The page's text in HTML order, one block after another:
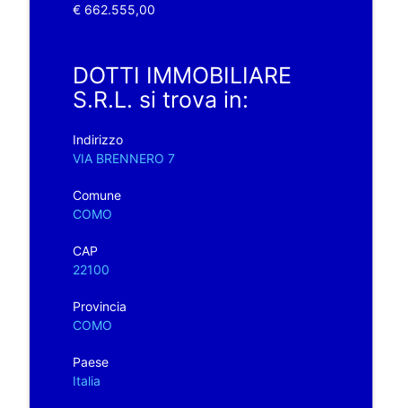
€ 662.555,00
DOTTI IMMOBILIARE
S.R.L. si trova in:
Indirizzo
VIA BRENNERO 7
Comune
COMO
CAP
22100
Provincia
COMO
Paese
Italia